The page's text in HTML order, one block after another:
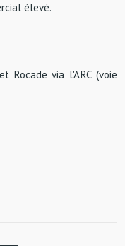
élevé.
Rocade via l'ARC (voie